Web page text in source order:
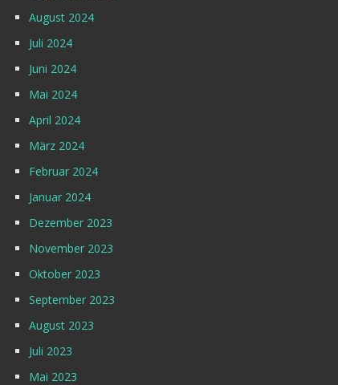
August 2024
Juli 2024
Juni 2024
Mai 2024
April 2024
März 2024
Februar 2024
Januar 2024
Dezember 2023
November 2023
Oktober 2023
September 2023
August 2023
Juli 2023
Mai 2023